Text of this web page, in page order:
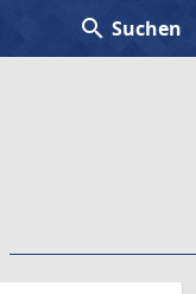
search Suchen